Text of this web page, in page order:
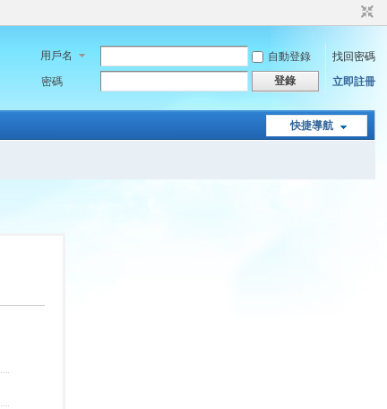
用戶名 自動登錄
找回密碼
密碼
登錄 立即註冊
快捷導航